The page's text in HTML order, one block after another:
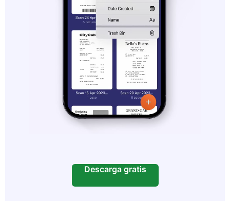
Descarga gratis